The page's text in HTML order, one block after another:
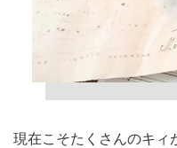
現在こそたくさんのキィ